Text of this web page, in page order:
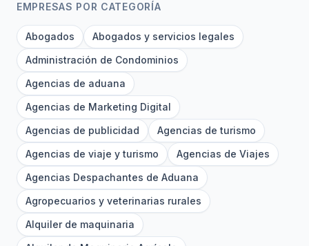
EMPRESAS POR CATEGORÍA
Abogados
Abogados y servicios legales
Administración de Condominios
Agencias de aduana
Agencias de Marketing Digital
Agencias de publicidad
Agencias de turismo
Agencias de viaje y turismo
Agencias de Viajes
Agencias Despachantes de Aduana
Agropecuarios y veterinarias rurales
Alquiler de maquinaria